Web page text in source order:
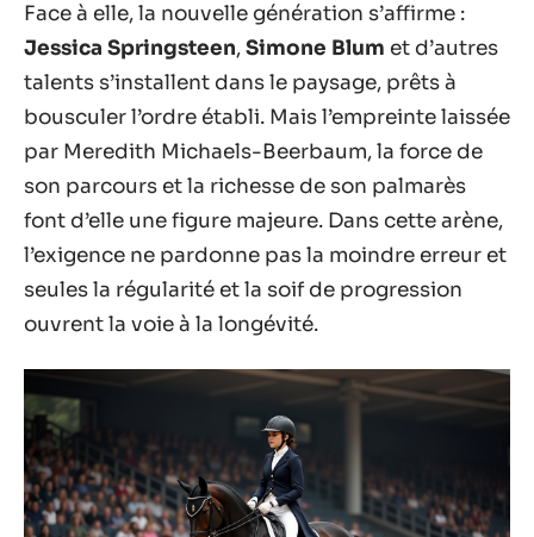
Face à elle, la nouvelle génération s’affirme :
Jessica Springsteen,Simone Blum et d’autres
talents s’installent dans le paysage, prêts à
bousculer l’ordre établi. Mais l’empreinte laissée
par Meredith Michaels-Beerbaum, la force de
son parcours et la richesse de son palmarès
font d’elle une figure majeure. Dans cette arène,
l’exigence ne pardonne pas la moindre erreur et
seules la régularité et la soif de progression
ouvrent la voie à la longévité.